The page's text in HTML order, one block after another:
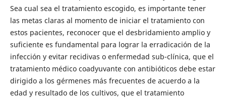
Sea cual sea el tratamiento escogido, es importante tener
las metas claras al momento de iniciar el tratamiento con
estos pacientes, reconocer que el desbridamiento amplio y
suficiente es fundamental para lograr la erradicación de la
infección y evitar recidivas o enfermedad sub-clínica, que el
tratamiento médico coadyuvante con antibióticos debe estar
dirigido a los gérmenes más frecuentes de acuerdo a la
edad y resultado de los cultivos, que el tratamiento